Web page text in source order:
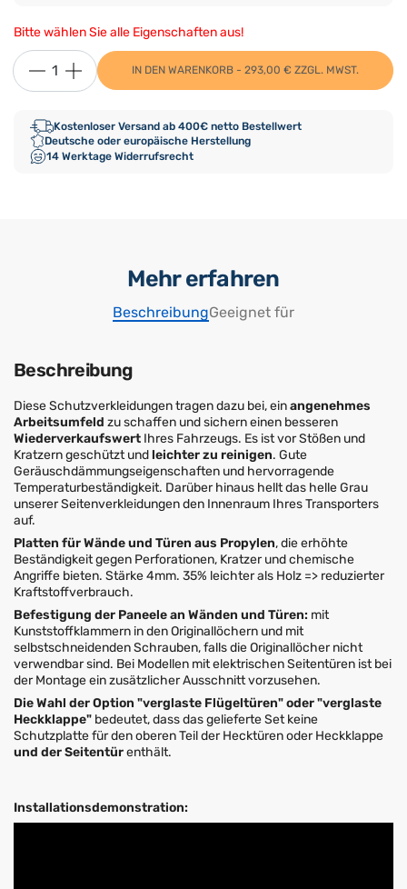
Bitte wählen Sie alle Eigenschaften aus!
IN DEN WARENKORB - 293,00 € ZZGL. MWST.
Kostenloser Versand ab 400€ netto Bestellwert
Deutsche oder europäische Herstellung
14 Werktage Widerrufsrecht
Mehr erfahren
BeschreibungGeeignet für
Beschreibung
Diese Schutzverkleidungen tragen dazu bei, einangenehmes
Arbeitsumfeld zu schaffen und sichern einen besseren
Wiederverkaufswert Ihres Fahrzeugs. Es ist vor Stößen und
Kratzern geschützt undleichter zu reinigen. Gute
Geräuschdämmungseigenschaften und hervorragende
Temperaturbeständigkeit. Darüber hinaus hellt das helle Grau
unserer Seitenverkleidungen den Innenraum Ihres Transporters
auf.
Platten für Wände und Türen aus Propylen, die erhöhte
Beständigkeit gegen Perforationen, Kratzer und chemische
Angriffe bieten. Stärke 4mm. 35% leichter als Holz => reduzierter
Kraftstoffverbrauch.
Befestigung der Paneele an Wänden und Türen: mit
Kunststoffklammern in den Originallöchern und mit
selbstschneidenden Schrauben, falls die Originallöcher nicht
verwendbar sind. Bei Modellen mit elektrischen Seitentüren ist bei
der Montage ein zusätzlicher Ausschnitt vorzusehen.
Die Wahl der Option "verglaste Flügeltüren" oder "verglaste
Heckklappe" bedeutet, dass das gelieferte Set keine
Schutzplatte für den oberen Teil der Hecktüren oder Heckklappe
und der Seitentürenthält.
Installationsdemonstration: